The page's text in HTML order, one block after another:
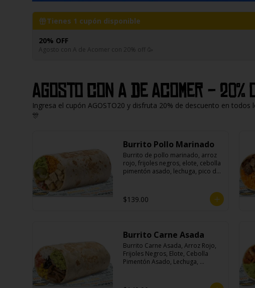
Tienes 1 cupón disponible
20% OFF
Agosto con A de Acomer con 20% off 🥳
Agosto con A de Acomer -
Ingresa el cupón AGOSTO20 y disfruta 20% de descuento en
🎊
Burrito Pollo Marinado
Burrito de pollo marinado, arroz
rojo, frijoles negros, elote, cebolla
pimentón asado, lechuga, pico de
$139.00
Burrito Carne Asada
Burrito Carne Asada, Arroz Rojo,
Frijoles Negros, Elote, Cebolla
Pimentón Asado, Lechuga,